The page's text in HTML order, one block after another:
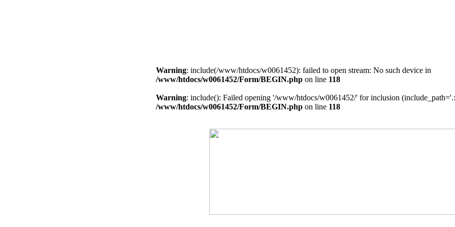
Warning: include(/www/htdocs/w0061452): failed to open stream: No such device in
/www/htdocs/w0061452/Form/BEGIN.php on line 118
Warning: include(): Failed opening '/www/htdocs/w0061452/' for inclusion
/www/htdocs/w0061452/Form/BEGIN.php on line 118